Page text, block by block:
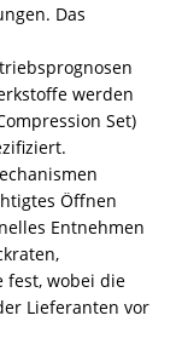
Das
werden
Set)
Öffnen
Entnehmen
fest, wobei die
Lieferanten vor